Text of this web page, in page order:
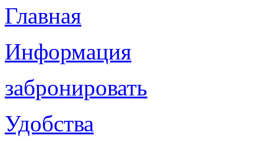
Главная
Информация
забронировать
Удобства